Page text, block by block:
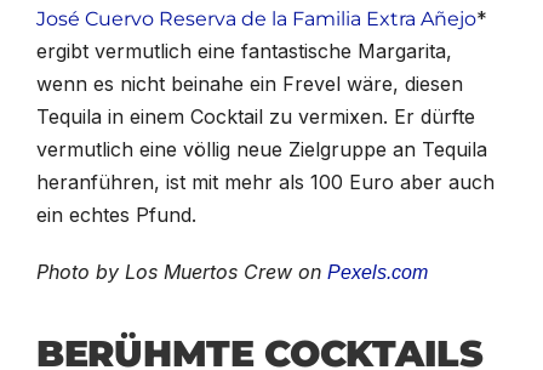
José Cuervo Reserva de la Familia Extra Añejo*
ergibt vermutlich eine fantastische Margarita,
wenn es nicht beinahe ein Frevel wäre, diesen
Tequila in einem Cocktail zu vermixen. Er dürfte
vermutlich eine völlig neue Zielgruppe an Tequila
heranführen, ist mit mehr als 100 Euro aber auch
ein echtes Pfund.
Photo by Los Muertos Crew on Pexels.com
BERÜHMTE COCKTAILS